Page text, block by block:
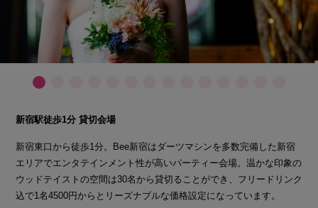
新宿駅徒歩1分 貸切会場
新宿東口から徒歩1分。Bee新宿はダーツマシンを多数完備した新宿
エリアでエンタテインメント性が高いパーティー会場。温かな印象の
ウッドテイストの空間は30名から貸切ることができ、フリードリンク
込で1名4500円からとリーズナブルな価格設定になっています。